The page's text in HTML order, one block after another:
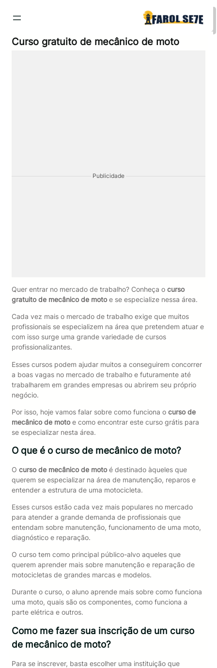
para
conteúdo
Curso gratuito de mecânico de moto
Publicidade
Quer entrar no mercado de trabalho? Conheça ocurso
gratuito de mecânico de motoe se especialize nessa área.
Cada vez mais o mercado de trabalho exige que muitos
profissionais se especializem na área que pretendem atuar e
com isso surge uma grande variedade de cursos
profissionalizantes.
Esses cursos podem ajudar muitos a conseguirem concorrer
a boas vagas no mercado de trabalho e futuramente até
trabalharem em grandes empresas ou abrirem seu próprio
negócio.
Por isso, hoje vamos falar sobre como funciona o curso de
mecânico de motoe como encontrar este curso grátis para
se especializar nesta área.
O que é o curso de mecânico de moto?
O curso de mecânico de motoé destinado àqueles que
querem se especializar na área de manutenção, reparos e
entender a estrutura de uma motocicleta.
Esses cursos estão cada vez mais populares no mercado
para atender a grande demanda de profissionais que
entendam sobre manutenção, funcionamento de uma moto,
diagnóstico e reparação.
O curso tem como principal público-alvo aqueles que
querem aprender mais sobre manutenção e reparação de
motocicletas de grandes marcas e modelos.
Durante o curso, o aluno aprende mais sobre como funciona
uma moto, quais são os componentes, como funciona a
parte elétrica e outros.
Como me fazer sua inscrição de um curso
de mecânico de moto?
Para se inscrever, basta escolher uma instituição que